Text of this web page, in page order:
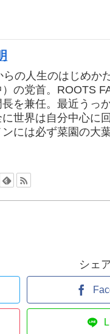
らの人生のはじめか
）の党首。ROOTS
を兼任。最近うっ
に世界は自分中心に
には必ず菜園の大
シェ